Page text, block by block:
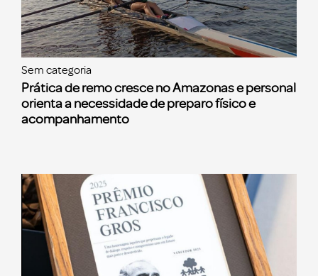
Sem categoria
Prática de remo cresce no Amazonas e personal
orienta a necessidade de preparo físico e
acompanhamento